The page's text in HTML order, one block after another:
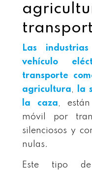
Las
vehículo
transporte
agricultura, la
la caza,
móvil por
silenciosos y
nulas.
Este tipo